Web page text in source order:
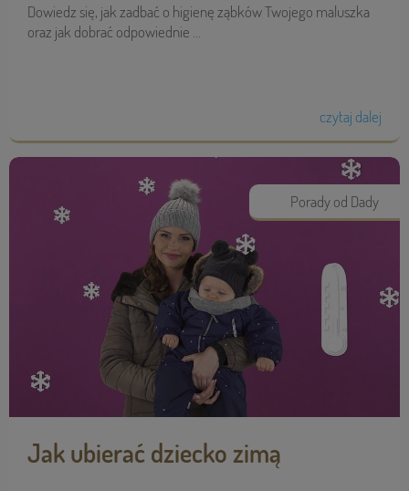
Dowiedz się, jak zadbać o higienę ząbków Twojego maluszka
oraz jak dobrać odpowiednie ...
czytaj dalej
Porady od Dady
Jak ubierać dziecko zimą